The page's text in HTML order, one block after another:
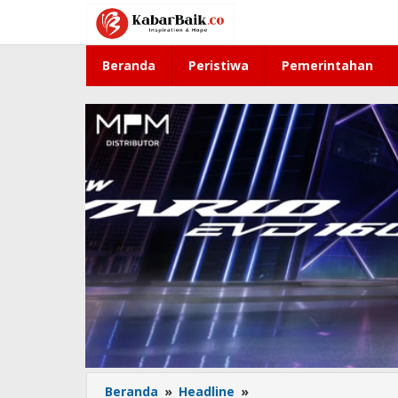
konten
Beranda Peristiwa Pemerintahan
Beranda » Headline »